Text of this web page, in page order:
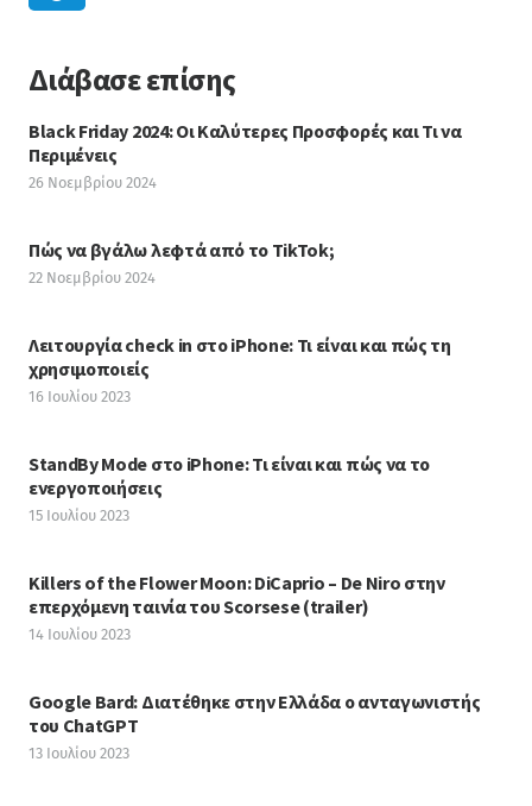
Διάβασε επίσης
Black Friday 2024: Οι Καλύτερες Προσφορές και Τι να
Περιμένεις
26 Νοεμβρίου 2024
Πώς να βγάλω λεφτά από το TikTok;
22 Νοεμβρίου 2024
Λειτουργία check in στο iPhone: Τι είναι και πώς τη
χρησιμοποιείς
16 Ιουλίου 2023
StandBy Mode στο iPhone: Τι είναι και πώς να το
ενεργοποιήσεις
15 Ιουλίου 2023
Killers of the Flower Moon: DiCaprio – De Niro στην
επερχόμενη ταινία του Scorsese (trailer)
14 Ιουλίου 2023
Google Bard: Διατέθηκε στην Ελλάδα ο ανταγωνιστής
του ChatGPT
13 Ιουλίου 2023